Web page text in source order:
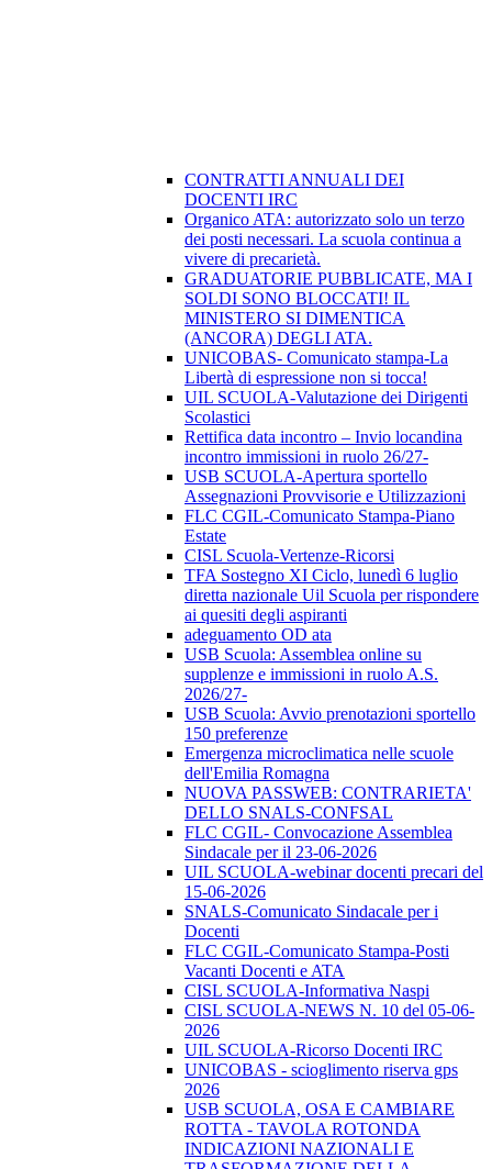
CONTRATTI ANNUALI DEI
DOCENTI IRC
Organico ATA: autorizzato solo un terzo
dei posti necessari. La scuola continua a
vivere di precarietà.
GRADUATORIE PUBBLICATE, MA I
SOLDI SONO BLOCCATI! IL
MINISTERO SI DIMENTICA
(ANCORA) DEGLI ATA.
UNICOBAS- Comunicato stampa-La
Libertà di espressione non si tocca!
UIL SCUOLA-Valutazione dei Dirigenti
Scolastici
Rettifica data incontro – Invio locandina
incontro immissioni in ruolo 26/27-
USB SCUOLA-Apertura sportello
Assegnazioni Provvisorie e Utilizzazioni
FLC CGIL-Comunicato Stampa-Piano
Estate
CISL Scuola-Vertenze-Ricorsi
TFA Sostegno XI Ciclo, lunedì 6 luglio
diretta nazionale Uil Scuola per rispondere
ai quesiti degli aspiranti
adeguamento OD ata
USB Scuola: Assemblea online su
supplenze e immissioni in ruolo A.S.
2026/27-
USB Scuola: Avvio prenotazioni sportello
150 preferenze
Emergenza microclimatica nelle scuole
dell'Emilia Romagna
NUOVA PASSWEB: CONTRARIETA'
DELLO SNALS-CONFSAL
FLC CGIL- Convocazione Assemblea
Sindacale per il 23-06-2026
UIL SCUOLA-webinar docenti precari del
15-06-2026
SNALS-Comunicato Sindacale per i
Docenti
FLC CGIL-Comunicato Stampa-Posti
Vacanti Docenti e ATA
CISL SCUOLA-Informativa Naspi
CISL SCUOLA-NEWS N. 10 del 05-06-
2026
UIL SCUOLA-Ricorso Docenti IRC
UNICOBAS - scioglimento riserva gps
2026
USB SCUOLA, OSA E CAMBIARE
ROTTA - TAVOLA ROTONDA
INDICAZIONI NAZIONALI E